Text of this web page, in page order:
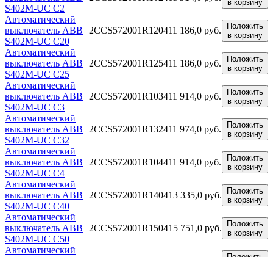
S402M-UC C2
в корзину
Автоматический
выключатель ABB
S402M-UC C20
2CCS572001R120411 186,0 руб.
Положить
в корзину
Автоматический
выключатель ABB
S402M-UC C25
2CCS572001R125411 186,0 руб.
Положить
в корзину
Автоматический
выключатель ABB
S402M-UC C3
2CCS572001R103411 914,0 руб.
Положить
в корзину
Автоматический
выключатель ABB
S402M-UC C32
2CCS572001R132411 974,0 руб.
Положить
в корзину
Автоматический
выключатель ABB
S402M-UC C4
2CCS572001R104411 914,0 руб.
Положить
в корзину
Автоматический
выключатель ABB
S402M-UC C40
2CCS572001R140413 335,0 руб.
Положить
в корзину
Автоматический
выключатель ABB
S402M-UC C50
2CCS572001R150415 751,0 руб.
Положить
в корзину
Автоматический